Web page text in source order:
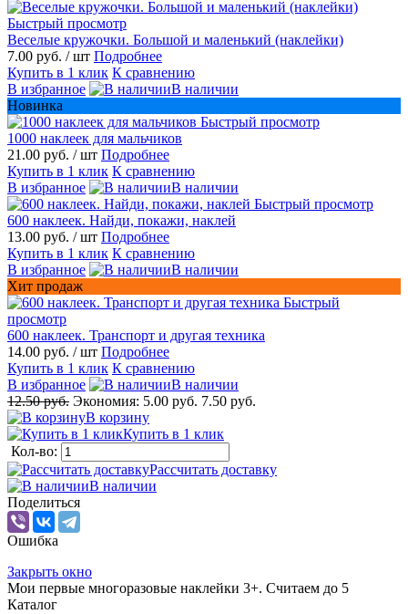
Быстрый просмотр
Веселые кружочки. Большой и маленький (наклейки)
7.00 руб. / шт Подробнее
Купить в 1 клик К сравнению
В избранное
В наличии
Новинка
Быстрый просмотр
1000 наклеек для мальчиков
21.00 руб. / шт Подробнее
Купить в 1 клик К сравнению
В избранное
В наличии
Быстрый просмотр
600 наклеек. Найди, покажи, наклей
13.00 руб. / шт Подробнее
Купить в 1 клик К сравнению
В избранное
В наличии
Хит продаж
Быстрый
просмотр
600 наклеек. Транспорт и другая техника
14.00 руб. / шт Подробнее
Купить в 1 клик К сравнению
В избранное
В наличии
12.50 руб. Экономия: 5.00 руб. 7.50 руб.
В корзину
Купить в 1 клик
Кол-во:
Рассчитать доставку
В наличии
Поделиться
Ошибка
Закрыть окно
Мои первые многоразовые наклейки 3+. Считаем до 5
Каталог